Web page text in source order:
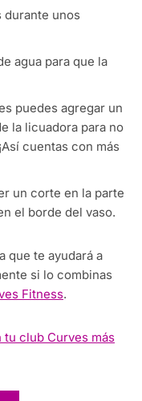
durante unos
agua para que la
puedes agregar un
la licuadora para no
cuentas con más
un corte en la parte
el borde del vaso.
que te ayudará a
si lo combinas
Fitness.
club Curves más